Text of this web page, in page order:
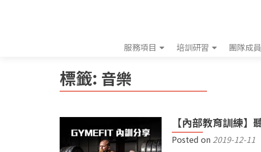
服務項目 培訓研習 團隊成員
標籤: 音樂
【內部教育訓練
Posted on 2019-12-11